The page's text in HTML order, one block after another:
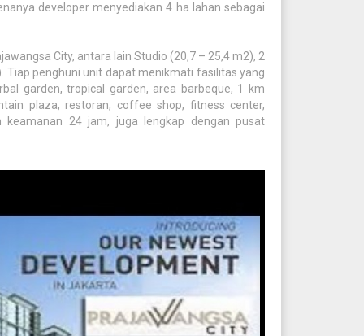
developer menyediakan 4 ha lahan sebagai
City, antara lain Studio (20,7 – 25,4 m2), 2
Tiap penghuni unit dapat menikmati fasilitas yang
garden, tropical garden, area barbeque, 1 km
plaza, restoran, coffee shop, fitness center,
keamanan 24 jam, juga lengkap dengan pusat